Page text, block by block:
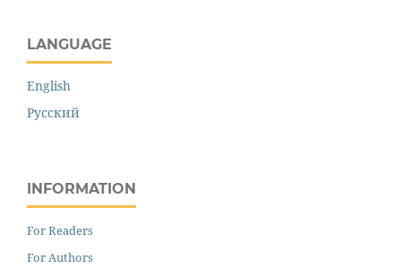
LANGUAGE
English
Русский
INFORMATION
For Readers
For Authors